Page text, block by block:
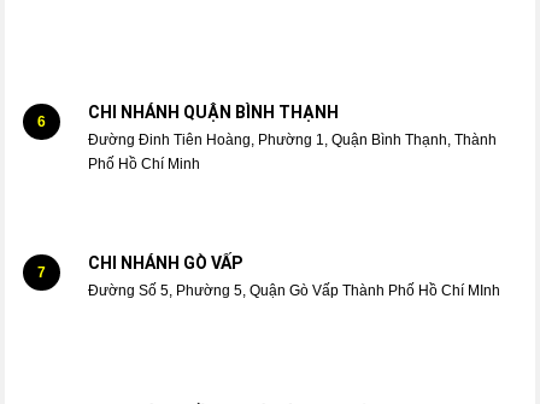
6 CHI NHÁNH QUẬN BÌNH THẠNH
Đường Đinh Tiên Hoàng, Phường 1, Quận Bình Thạnh, Thành
Phố Hồ Chí Minh
7 CHI NHÁNH GÒ VẤP
Đường Số 5, Phường 5, Quận Gò Vấp Thành Phố Hồ Chí MInh